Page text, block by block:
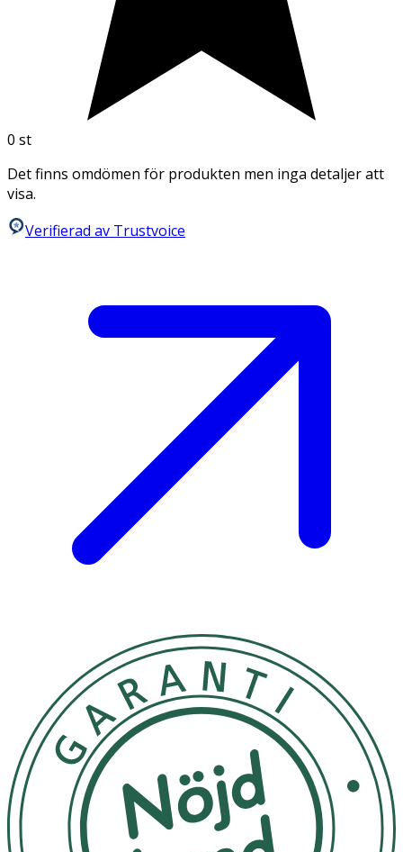
0 st
Det finns omdömen för produkten men inga detaljer att
visa.
Verifierad av Trustvoice